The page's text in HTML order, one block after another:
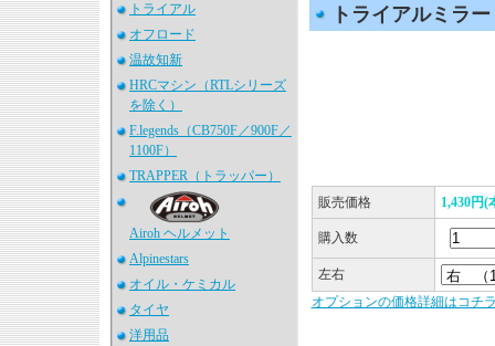
トライアル
オフロード
温故知新
HRCマシン（RTLシリーズ
を除く）
F.legends（CB750F／900F／
1100F）
TRAPPER（トラッパー）
Airoh ヘルメット
Alpinestars
オイル・ケミカル
タイヤ
洋用品
トライアルミラー
販売価格 1,430円(
購入数
左右
オプションの価格詳細はコチ